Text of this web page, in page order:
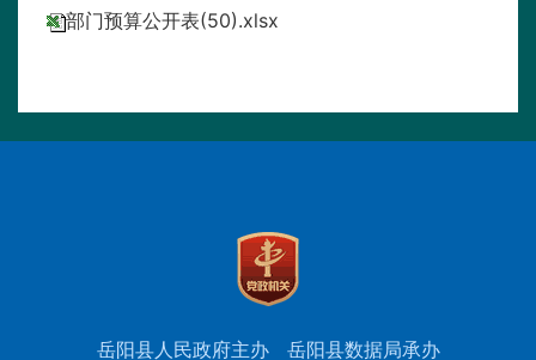
部门预算公开表(50).xlsx
岳阳县人民政府主办 岳阳县数据局承办